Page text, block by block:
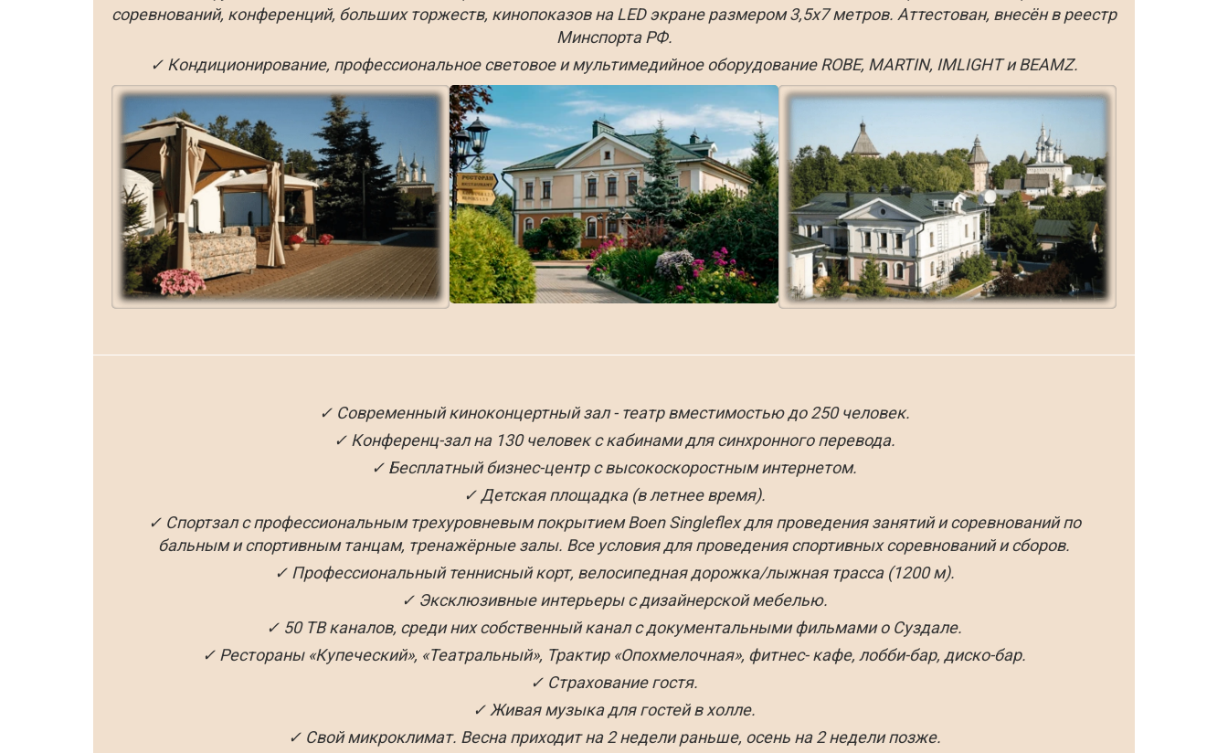
соревнований, конференций, больших торжеств, кинопоказов на LED экране размером 3,5х7 метров. Аттестован, внесён в реестр
Минспорта РФ.
✓ Кондиционирование, профессиональное световое и мультимедийное оборудование ROBE, MARTIN, IMLIGHT и BEAMZ.
✓ Современный киноконцертный зал - театр вместимостью до 250 человек.
✓ Конференц-зал на 130 человек с кабинами для синхронного перевода.
✓ Бесплатный бизнес-центр с высокоскоростным интернетом.
✓ Детская площадка (в летнее время).
✓ Спортзал с профессиональным трехуровневым покрытием Boen Singleflex для проведения занятий и соревнований по
бальным и спортивным танцам, тренажёрные залы. Все условия для проведения спортивных соревнований и сборов.
✓ Профессиональный теннисный корт, велосипедная дорожка/лыжная трасса (1200 м).
✓ Эксклюзивные интерьеры с дизайнерской мебелью.
✓ 50 ТВ каналов, среди них собственный канал с документальными фильмами о Суздале.
✓ Рестораны «Купеческий», «Театральный», Трактир «Опохмелочная», фитнес- кафе, лобби-бар, диско-бар.
✓ Страхование гостя.
✓ Живая музыка для гостей в холле.
✓ Свой микроклимат. Весна приходит на 2 недели раньше, осень на 2 недели позже.